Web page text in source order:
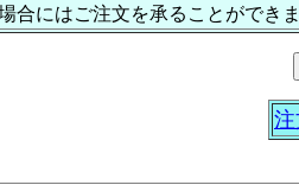
合にはご注文を承ることができ